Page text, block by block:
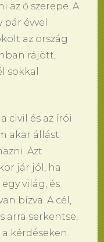
az ő szerepe. A
évvel
az ország
rájött,
sokkal
civil és az írói
akar állást
Azt
jár jól, ha
világ, és
bízva. A cél,
arra serkentse,
kérdéseken.